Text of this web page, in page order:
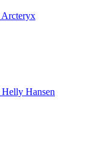
Arcteryx
Helly Hansen